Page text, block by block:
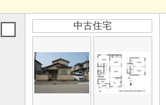
中古住宅